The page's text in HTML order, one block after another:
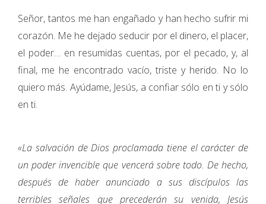
Señor, tantos me han engañado y han hecho sufrir mi
corazón. Me he dejado seducir por el dinero, el placer,
el poder… en resumidas cuentas, por el pecado, y, al
final, me he encontrado vacío, triste y herido. No lo
quiero más. Ayúdame, Jesús, a confiar sólo en ti y sólo
en ti.
«La salvación de Dios proclamada tiene el carácter de
un poder invencible que vencerá sobre todo. De hecho,
después de haber anunciado a sus discípulos las
terribles señales que precederán su venida, Jesús